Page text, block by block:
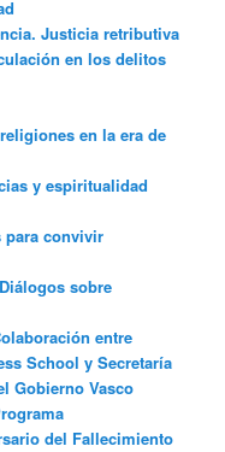
Justicia retributiva
en los delitos
en la era de
y espiritualidad
para convivir
sobre
entre
School y Secretaría
Gobierno Vasco
del Fallecimiento